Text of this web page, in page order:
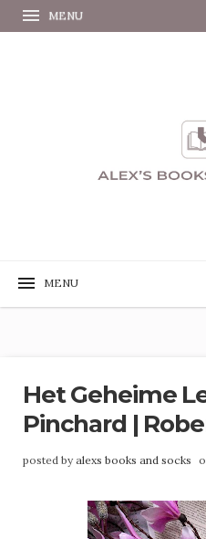
Het Geheime
Pinchard |
posted byalexs books and socks